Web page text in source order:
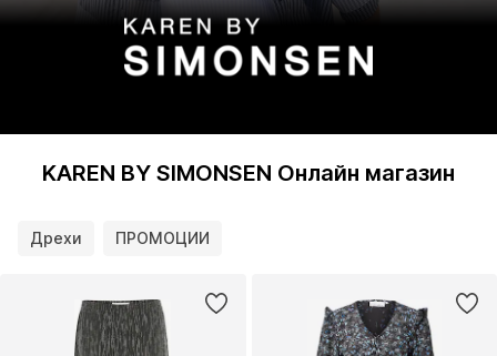
KAREN BY SIMONSEN Онлайн магазин
Дрехи ПРОМОЦИИ